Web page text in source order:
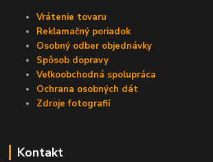
Vrátenie tovaru
Reklamačný poriadok
Osobný odber objednávky
Spôsob dopravy
Veľkoobchodná spolupráca
Ochrana osobných dát
Zdroje fotografií
Kontakt